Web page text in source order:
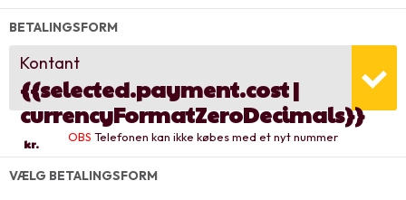
BETALINGSFORM
Kontant
{{selected.payment.cost |
currencyFormatZeroDecimals}}
kr. OBS Telefonen kan ikke købes med et nyt nummer
VÆLG BETALINGSFORM